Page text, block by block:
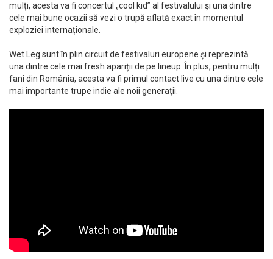
mulți, acesta va fi concertul „cool kid” al festivalului și una dintre
cele mai bune ocazii să vezi o trupă aflată exact în momentul
exploziei internaționale.
Wet Leg sunt în plin circuit de festivaluri europene și reprezintă
una dintre cele mai fresh apariții de pe lineup. În plus, pentru mulți
fani din România, acesta va fi primul contact live cu una dintre cele
mai importante trupe indie ale noii generații.